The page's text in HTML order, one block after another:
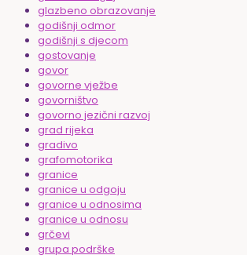
glazbeno obrazovanje
godišnji odmor
godišnji s djecom
gostovanje
govor
govorne vježbe
govorništvo
govorno jezični razvoj
grad rijeka
gradivo
grafomotorika
granice
granice u odgoju
granice u odnosima
granice u odnosu
grčevi
grupa podrške